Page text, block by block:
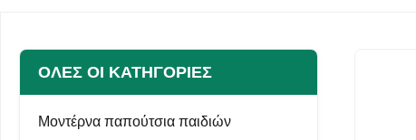
ΌΛΕΣ ΟΙ ΚΑΤΗΓΟΡΊΕΣ
Μοντέρνα παπούτσια παιδιών